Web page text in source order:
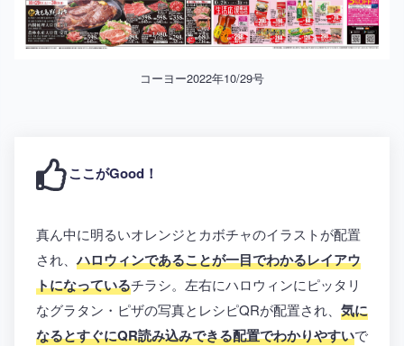
コーヨー2022年10/29号
ここがGood！
真ん中に明るいオレンジとカボチャのイラストが配置
され、ハロウィンであることが一目でわかるレイアウ
トになっているチラシ。左右にハロウィンにピッタリ
なグラタン・ピザの写真とレシピQRが配置され、 気に
なるとすぐにQR読み込みできる配置でわかりやすいで